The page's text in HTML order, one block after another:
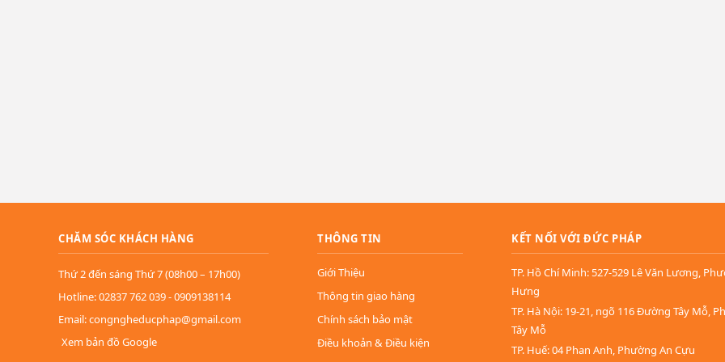
CHĂM SÓC KHÁCH HÀNG
Thứ 2 đến sáng Thứ 7 (08h00 – 17h00)
Hotline: 02837 762 039 - 0909138114
Email: congngheducphap@gmail.com
Xem bản đồ Google
THÔNG TIN
Giới Thiệu
Thông tin giao hàng
Chính sách bảo mật
Điều khoản & Điều kiện
KẾT NỐI VỚI ĐỨC PHÁP
TP. Hồ Chí Minh: 527-529 Lê Văn Lương,
Hưng
TP. Hà Nội: 19-21, ngõ 116 Đường Tây Mỗ,
Tây Mỗ
TP. Huế: 04 Phan Anh, Phường An Cựu